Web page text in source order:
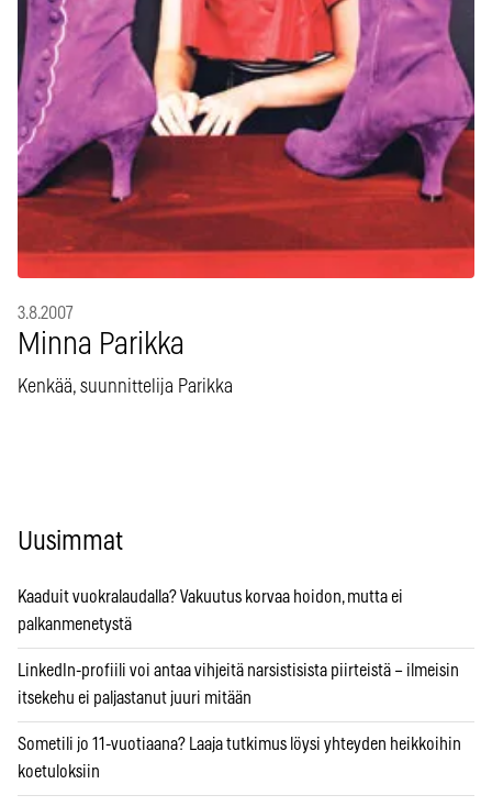
3.8.2007
Minna Parikka
Kenkää, suunnittelija Parikka
Uusimmat
Kaaduit vuokralaudalla? Vakuutus korvaa hoidon, mutta ei
palkanmenetystä
LinkedIn-profiili voi antaa vihjeitä narsistisista piirteistä – ilmeisin
itsekehu ei paljastanut juuri mitään
Sometili jo 11-vuotiaana? Laaja tutkimus löysi yhteyden heikkoihin
koetuloksiin